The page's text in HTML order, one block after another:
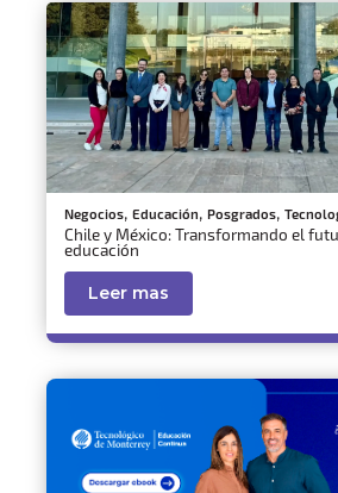
Negocios, Educación, Posgrados,
Chile y México: Transformando el
educación
Leer mas